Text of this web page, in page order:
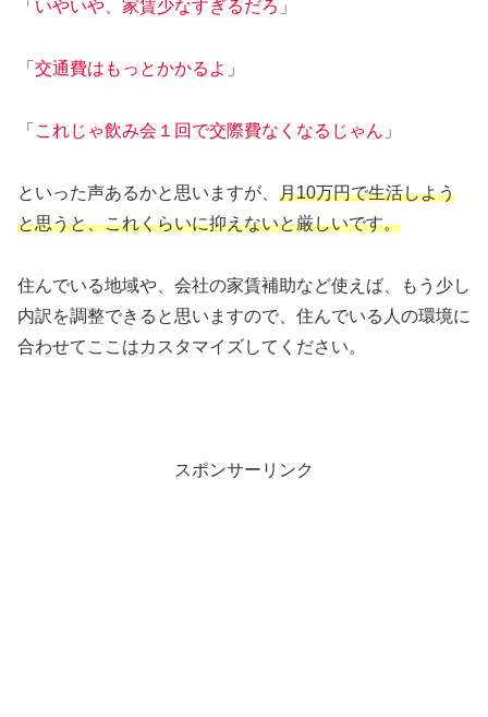
「 いやいや、家賃少なすぎるだろ 」
「 交通費はもっとかかるよ 」
「 これじゃ飲み会１回で交際費なくなるじゃん 」
といった声あるかと思いますが、 月10万円で生活しよう
と思うと、これくらいに抑えないと厳しいです。
住んでいる地域や、会社の家賃補助など使えば、もう少し
内訳を調整できると思いますので、住んでいる人の環境に
合わせてここはカスタマイズしてください。
スポンサーリンク